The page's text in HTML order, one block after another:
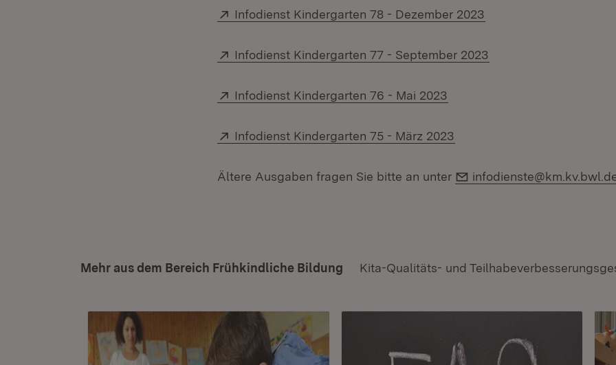
Extern:
Infodienst Kindergarten 78 - Dezember 2023
Extern:
Infodienst Kindergarten 77 - September 2023
Extern:
Infodienst Kindergarten 76 - Mai 2023
Extern:
Infodienst Kindergarten 75 - März 2023
Ältere Ausgaben fragen Sie bitte an unter E-Mail:
Mehr aus dem Bereich Frühkindliche Bildung Kita-Qualitäts- und